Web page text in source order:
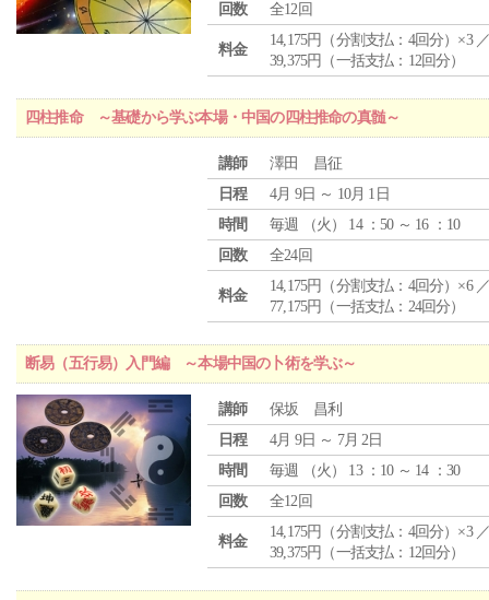
回数
全12回
料金
14,175円（分割支払：4回分）×3
39,375円（一括支払：12回分）
四柱推命 ～基礎から学ぶ本場・中国の四柱推命の真髄～
講師
澤田 昌征
日程
4月 9日 ～ 10月 1日
時間
毎週 （火 ） 14 ：50 ～ 16 ：10
回数
全24回
料金
14,175円（分割支払：4回分）×6
77,175円（一括支払：24回分）
断易（五行易）入門編 ～本場中国の卜術を学ぶ～
講師
保坂 昌利
日程
4月 9日 ～ 7月 2日
時間
毎週 （火 ） 13 ：10 ～ 14 ：30
回数
全12回
料金
14,175円（分割支払：4回分）×3
39,375円（一括支払：12回分）